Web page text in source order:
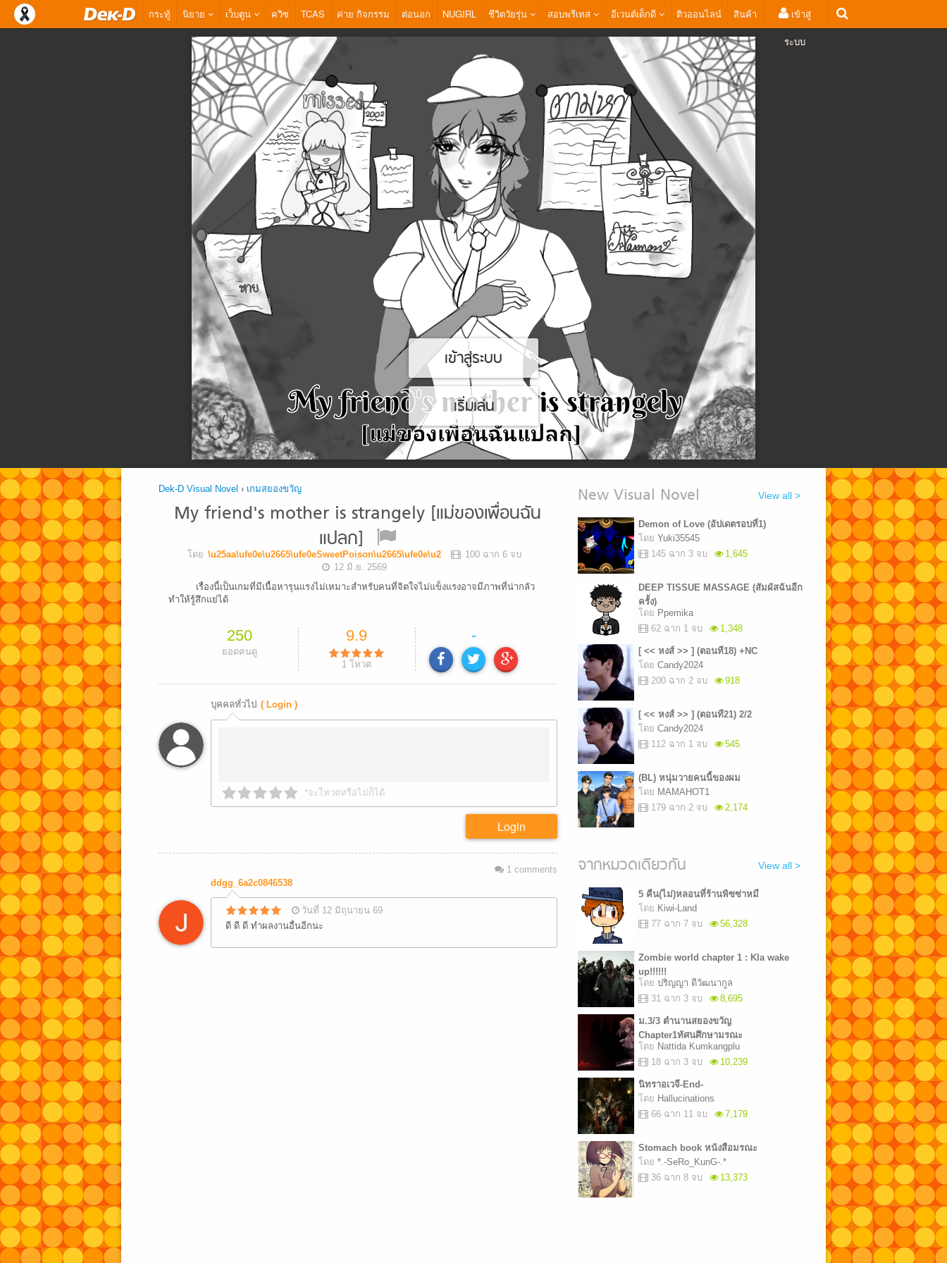
กระทู้ นิยาย เว็บตูน ควิซ TCAS ค่าย กิจกรรม ต่อนอก NUGIRL ชีวิตวัยรุ่น สอบพรีเทส อีเวนต์เด็กดี ติวออนไลน์ สินค้า เข้าสู่
ระบบ
เข้าสู่ระบบ
เริ่มเล่น
Dek-D Visual Novel › เกมสยองขวัญ
My friend's mother is strangely [แม่ของเพื่อนฉัน
แปลก]
โดย \u25aa\ufe0e\u2665\ufe0eSweetPoison\u2665\ufe0e\u2
100 ฉาก 6 จบ
12 มิ.ย. 2569
เรื่องนี้เป็นเกมที่มีเนื้อหารุนแรงไม่เหมาะสำหรับคนที่จิตใจไม่แข็งแรงอาจมีภาพที่น่ากลัว
ทำให้รู้สึกแย่ได้
250
ยอดคนดู
9.9
1 โหวต
-
บุคคลทั่วไป ( Login )
*จะโหวตหรือไม่ก็ได้
Login
1 comments
ddgg_6a2c0846538
วันที่ 12 มิถุนายน 69
ดี ดี ดี ทำผลงานอื่นอีกนะ
New Visual Novel View all >
Demon of Love (อัปเดตรอบที่1)
โดย Yuki35545
145 ฉาก 3 จบ
1,645
DEEP TISSUE MASSAGE ​(สัมผัสฉันอีก
ครั้ง)
โดย Ppemika​
62 ฉาก 1 จบ
1,348
[ << หงส์ >> ] (ตอนที18) +NC
โดย Candy2024
200 ฉาก 2 จบ
918
[ << หงส์ >> ] (ตอนที21) 2/2
โดย Candy2024
112 ฉาก 1 จบ
545
(BL) หนุ่มวายคนนี้ของผม
โดย MAMAHOT1
179 ฉาก 2 จบ
2,174
จากหมวดเดียวกัน View all >
5 คืน(ไม่)หลอนที่ร้านพิซซ่าหมี
โดย Kiwi-Land
77 ฉาก 7 จบ
56,328
Zombie world chapter 1 : Kla wake
up!!!!!!
โดย ปริญญา ดีวัฒนากูล
31 ฉาก 3 จบ
8,695
ม.3/3 ตำนานสยองขวัญ
Chapter1ทัศนศึกษามรณะ
โดย Nattida Kumkangplu
18 ฉาก 3 จบ
10,239
นิทราอเวจี-End-
โดย Hallucinations
66 ฉาก 11 จบ
7,179
Stomach book หนังสือมรณะ
โดย *.-SeRo_KunG-.*
36 ฉาก 8 จบ
13,373